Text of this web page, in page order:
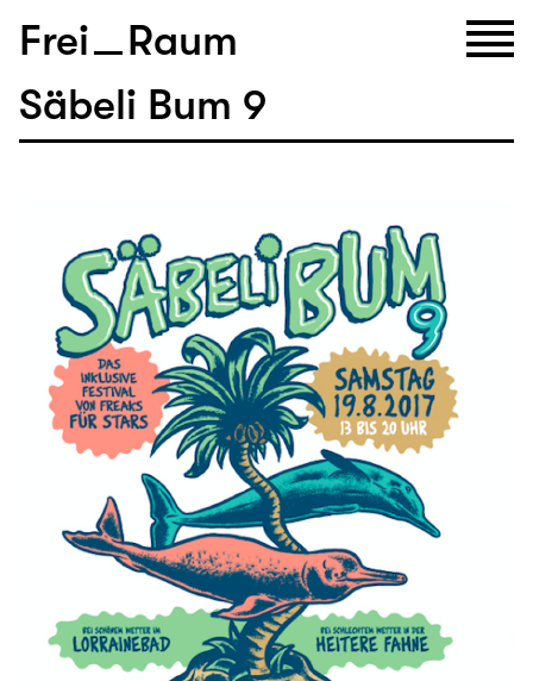
Frei
Raum
Säbeli Bum 9